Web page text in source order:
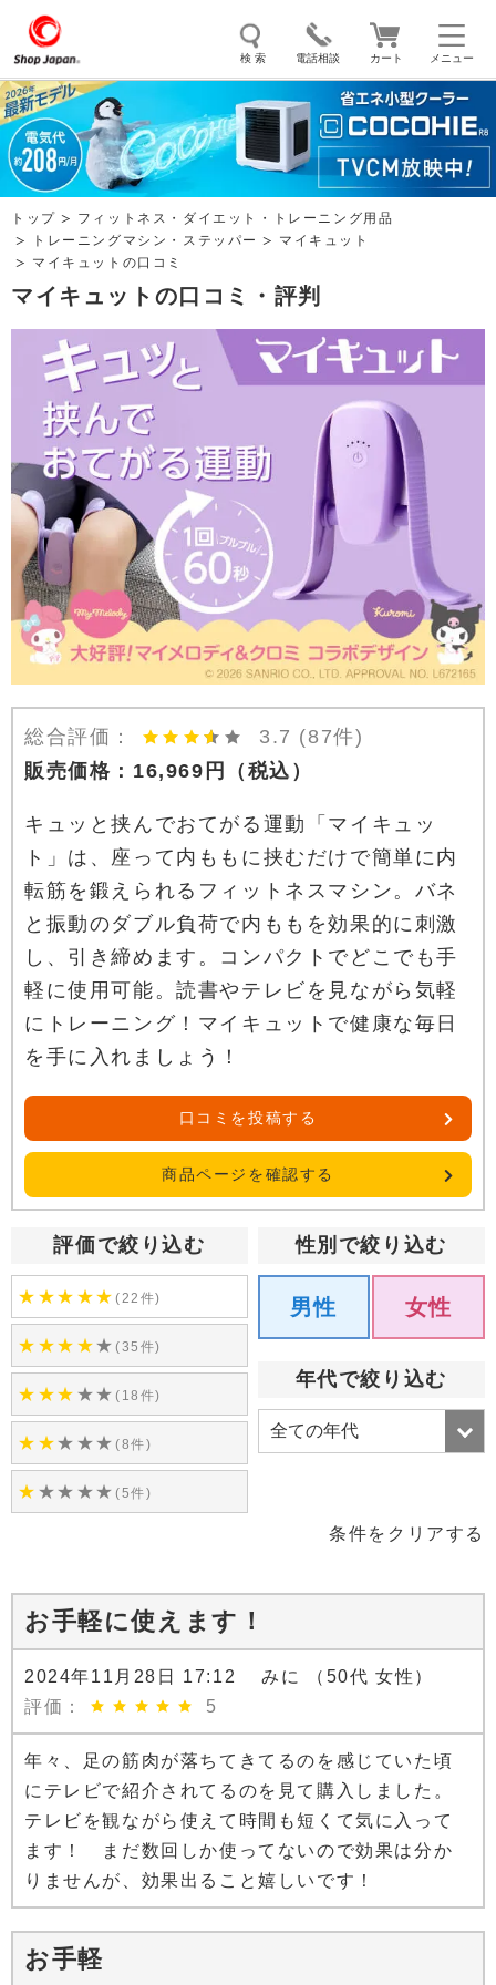
メニュー
検 索 電話相談 カート
トゥルースリーパー ソイリッチ ここひえ 枕
掃除機 クッキングプロ マイキュット
エアコン オーラルスマイル
トップ
フィットネス・ダイエット・トレーニング用品
トレーニングマシン・ステッパー
マイキュット
マイキュットの口コミ
マイキュットの口コミ・評判
総合評価： 3.7 (87件)
販売価格： 16,969 円 （税込）
キュッと挟んでおてがる運動「マイキュッ
ト」は、座って内ももに挟むだけで簡単に内
転筋を鍛えられるフィットネスマシン。バネ
と振動のダブル負荷で内ももを効果的に刺激
し、引き締めます。コンパクトでどこでも手
軽に使用可能。読書やテレビを見ながら気軽
にトレーニング！マイキュットで健康な毎日
を手に入れましょう！
口コミを投稿する
商品ページを確認する
評価で絞り込む
★ ★★ ★★(22件)
★ ★★ ★★(35件)
★ ★★ ★★(18件)
★ ★★ ★★(8件)
★ ★★ ★★(5件)
性別で絞り込む
男性 女性
年代で絞り込む
条件をクリアする
お手軽に使えます！
2024年11月28日 17:12 みに （50代 女性）
評価：
5
年々、足の筋肉が落ちてきてるのを感じていた頃
にテレビで紹介されてるのを見て購入しました。
テレビを観ながら使えて時間も短くて気に入って
ます！ まだ数回しか使ってないので効果は分か
りませんが、効果出ること嬉しいです！
お手軽